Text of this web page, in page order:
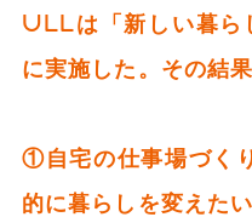
ULLは「新しい暮ら
に実施した。その結果
①自宅の仕事場づく
的に暮らしを変えた